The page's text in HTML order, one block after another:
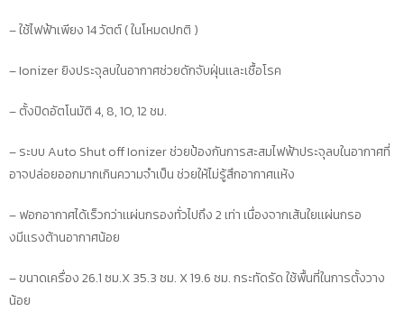
2
ชิ้น
– ใช้ไฟฟ้าเพียง 14 วัตต์ ( ในโหมดปกติ )
– Ionizer ยิงประจุลบในอากาศช่วยดักจับฝุ่นเเละเชื้อโรค
– ตั้งปิดอัตโนมัติ 4, 8, 10, 12 ชม.
– ระบบ Auto Shut off Ionizer ช่วยป้องกันการสะสมไฟฟ้าประจุลบในอากาศที่
อาจปล่อยออกมากเกินความจำเป็น ช่วยให้ไม่รู้สึกอากาศเเห้ง
– ฟอกอากาศได้เร็วกว่าเเผ่นกรองทั่วไปถึง 2 เท่า เนื่องจากเส้นใยเเผ่นกรอ
งมีเเรงต้านอากาศน้อย
– ขนาดเครื่อง 26.1 ซม.X 35.3 ซม. X 19.6 ซม. กระทัดรัด ใช้พื้นที่ในการตั้งวาง
น้อย